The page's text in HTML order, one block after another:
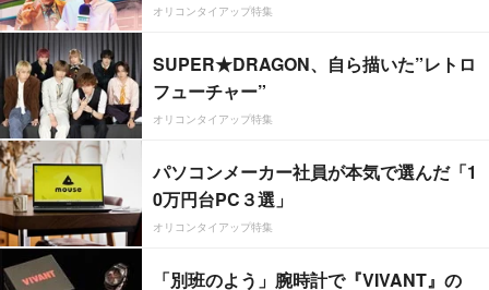
オリコンタイアップ特集
SUPER★DRAGON、自ら描いた”レトロ
フューチャー”
オリコンタイアップ特集
パソコンメーカー社員が本気で選んだ「1
0万円台PC３選」
オリコンタイアップ特集
「別班のよう」腕時計で『VIVANT』の